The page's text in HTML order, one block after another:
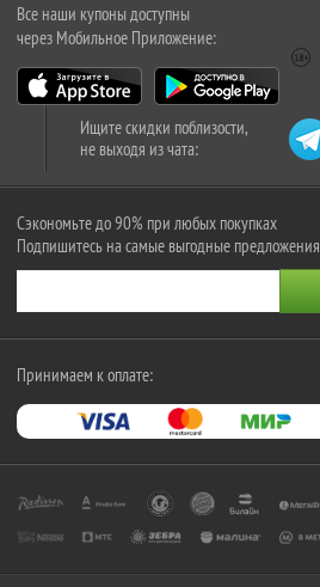
Все наши купоны доступны
через Мобильное Приложение:
Ищите скидки поблизости,
не выходя из чата:
Сэкономьте до 90% при любых покупках
Подпишитесь на самые выгодные предложения
Принимаем к оплате: